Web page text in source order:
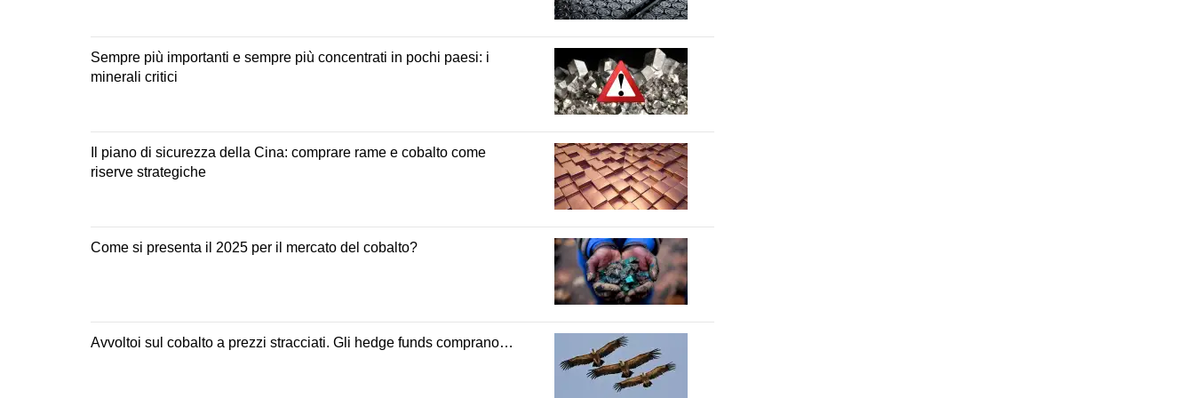
Sempre più importanti e sempre più concentrati in pochi paesi: i
minerali critici
Il piano di sicurezza della Cina: comprare rame e cobalto come
riserve strategiche
Come si presenta il 2025 per il mercato del cobalto?
Avvoltoi sul cobalto a prezzi stracciati. Gli hedge funds comprano…